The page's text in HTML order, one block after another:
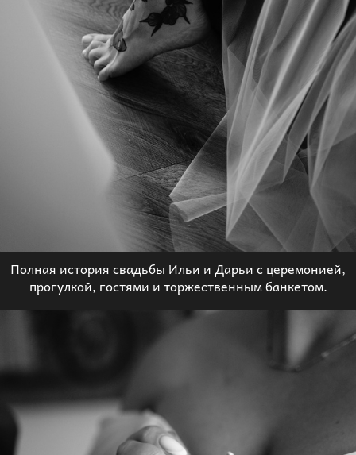
Полная история свадьбы Ильи и Дарьи с церемонией,
прогулкой, гостями и торжественным банкетом.